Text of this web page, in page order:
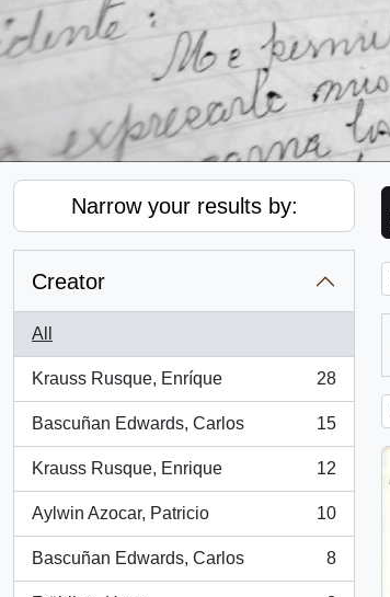
Narrow your results by:
Creator
All
Krauss Rusque, Enríque
, 28 results
28
Bascuñan Edwards, Carlos
, 15 results
15
Krauss Rusque, Enrique
, 12 results
12
Aylwin Azocar, Patricio
, 10 results
10
Bascuñan Edwards, Carlos
, 8 results
8